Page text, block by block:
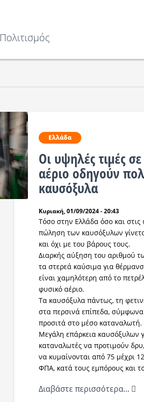
Πολιτισμός
Ελλάδα
Οι υψηλές τιμές
αέριο οδηγούν
καυσόξυλα
Κυριακή, 01/09/2024 - 20:43
Τόσο στην Ελλάδα όσο και
πώληση των καυσόξυλων
και όχι με του βάρους τους.
Διαρκής αύξηση του αριθμού
τα στερεά καύσιμα για
είναι χαμηλότερη από το
φυσικό αέριο.
Τα καυσόξυλα πάντως, τη
στα περσινά επίπεδα,
προσιτά στο μέσο καταναλωτή.
Μεγάλη επάρκεια καυσόξυλων
καταναλωτές να προτιμούν
να κυμαίνονται από 75 μέχρι
ΦΠΑ, κατά τους εμπόρους και
Διαβάστε περισσότερα...